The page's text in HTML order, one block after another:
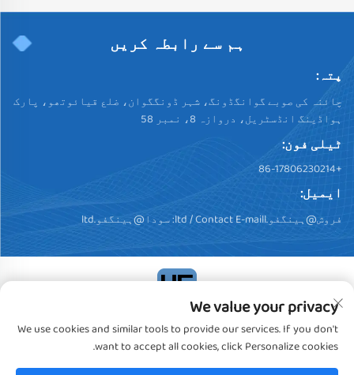
ہم سے رابطہ کریں
پتہ:
چائنہ کی صوبے گوانگڈونگ، شہر ڈونگگوان، ضلع قیائوتھو، پارک
ہواڈینگ انڈسٹریل، دروازہ 8، نمبر 58
ٹیلی فون:
+86-17806230214
ایمیل:
فروش@ہینگفو.ltd/ Contact E-maill: سودا@ہینگفو.ltd
کاپی رائٹ © 2024، ڈونگگوان ہینگفو پلسٹک پروڈکٹس کو.,
لیمیٹڈ. تمام حقوق محفوظ ہیںخصوصیت رپورٹ
We value your privacy
We use cookies and similar tools to provide our services. If you don't
want to accept all cookies, click Personalize cookies.